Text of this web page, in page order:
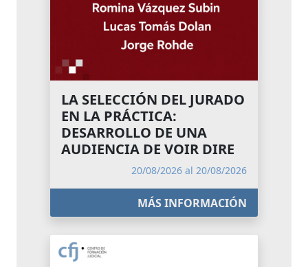
LA SELECCIÓN DEL JURADO
EN LA PRÁCTICA:
DESARROLLO DE UNA
AUDIENCIA DE VOIR DIRE
20/08/2026 al 20/08/2026
MÁS INFORMACIÓN